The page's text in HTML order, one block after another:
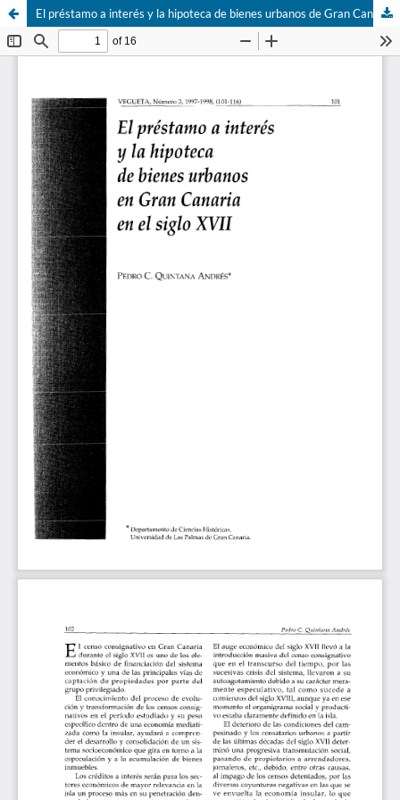
El préstamo a interés y la hipoteca de bienes urbanos de Gran Canaria en el siglo XVII